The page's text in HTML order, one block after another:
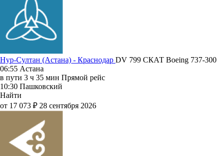
Нур-Султан (Астана) - Краснодар DV 799 СКАТ Boeing 737-300
06:55 Астана
в пути 3 ч 35 мин Прямой рейс
10:30 Пашковский
Найти
от 17 073 ₽ 28 сентября 2026